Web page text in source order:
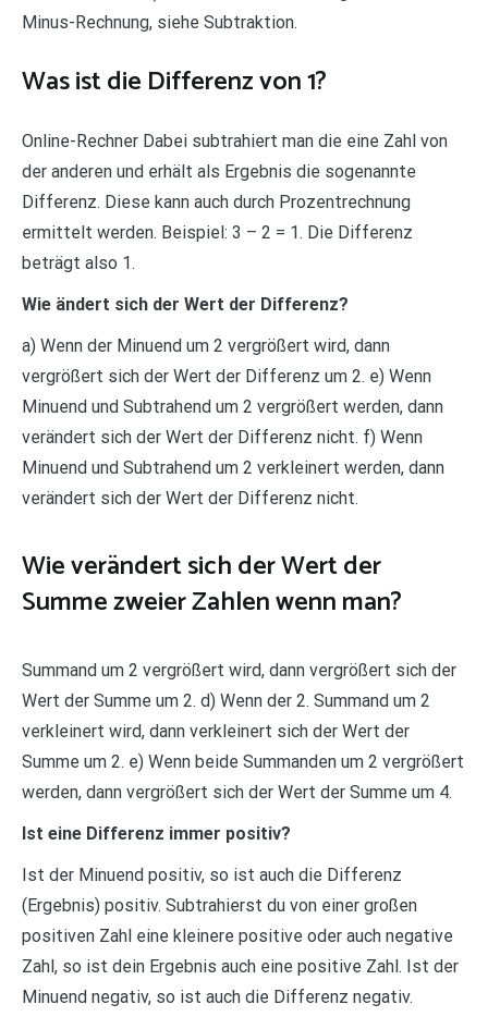
Minus-Rechnung, siehe Subtraktion.
Was ist die Differenz von 1?
Online-Rechner Dabei subtrahiert man die eine Zahl von
der anderen und erhält als Ergebnis die sogenannte
Differenz. Diese kann auch durch Prozentrechnung
ermittelt werden. Beispiel: 3 – 2 = 1. Die Differenz
beträgt also 1.
Wie ändert sich der Wert der Differenz?
a) Wenn der Minuend um 2 vergrößert wird, dann
vergrößert sich der Wert der Differenz um 2. e) Wenn
Minuend und Subtrahend um 2 vergrößert werden, dann
verändert sich der Wert der Differenz nicht. f) Wenn
Minuend und Subtrahend um 2 verkleinert werden, dann
verändert sich der Wert der Differenz nicht.
Wie verändert sich der Wert der
Summe zweier Zahlen wenn man?
Summand um 2 vergrößert wird, dann vergrößert sich der
Wert der Summe um 2. d) Wenn der 2. Summand um 2
verkleinert wird, dann verkleinert sich der Wert der
Summe um 2. e) Wenn beide Summanden um 2 vergrößert
werden, dann vergrößert sich der Wert der Summe um 4.
Ist eine Differenz immer positiv?
Ist der Minuend positiv, so ist auch die Differenz
(Ergebnis) positiv. Subtrahierst du von einer großen
positiven Zahl eine kleinere positive oder auch negative
Zahl, so ist dein Ergebnis auch eine positive Zahl. Ist der
Minuend negativ, so ist auch die Differenz negativ.